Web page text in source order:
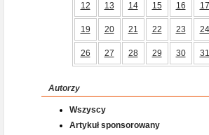
12 13 14 15 16 17
19 20 21 22 23 24
26 27 28 29 30 31
Autorzy
Wszyscy
Artykuł sponsorowany